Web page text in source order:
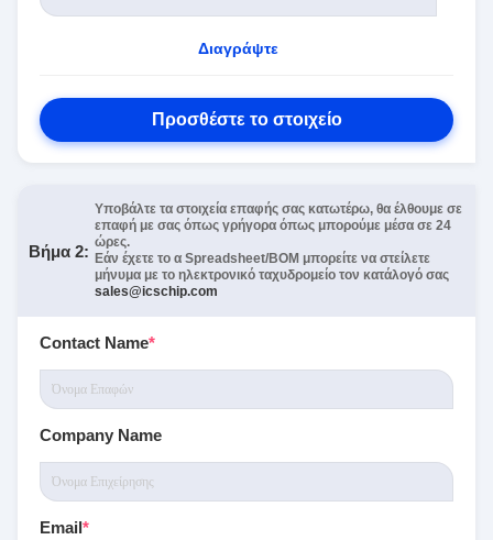
Διαγράψτε
Προσθέστε το στοιχείο
Βήμα 2:
Υποβάλτε τα στοιχεία επαφής σας κατωτέρω, θα έλθουμε σε
επαφή με σας όπως γρήγορα όπως μπορούμε μέσα σε 24
ώρες.
Εάν έχετε το α Spreadsheet/BOM μπορείτε να στείλετε
μήνυμα με το ηλεκτρονικό ταχυδρομείο τον κατάλογό σας
sales@icschip.com
Contact Name*
Company Name
Email*